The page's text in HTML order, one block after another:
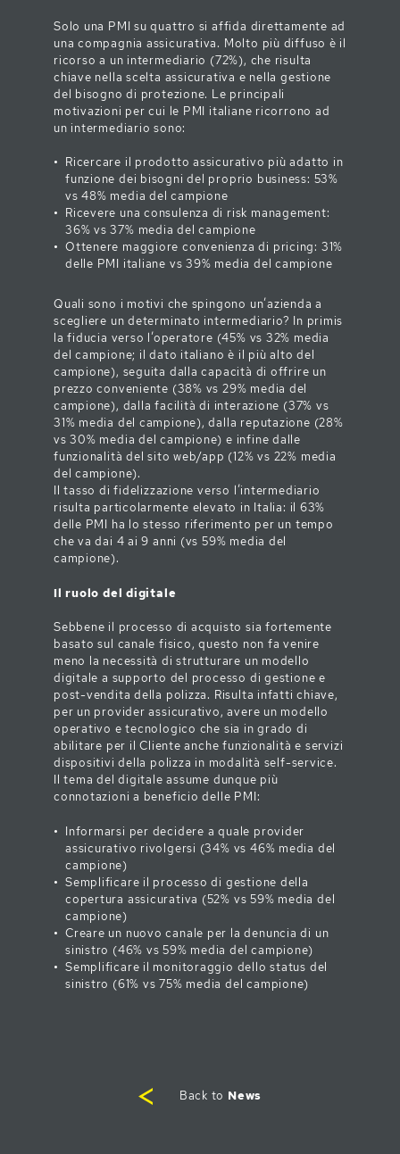
Solo una PMI su quattro si affida direttamente ad
una compagnia assicurativa. Molto più diffuso è il
ricorso a un intermediario (72%), che risulta
chiave nella scelta assicurativa e nella gestione
del bisogno di protezione. Le principali
motivazioni per cui le PMI italiane ricorrono ad
un intermediario sono:
Ricercare il prodotto assicurativo più adatto in
funzione dei bisogni del proprio business: 53%
vs 48% media del campione
Ricevere una consulenza di risk management:
36% vs 37% media del campione
Ottenere maggiore convenienza di pricing: 31%
delle PMI italiane vs 39% media del campione
Quali sono i motivi che spingono un’azienda a
scegliere un determinato intermediario? In primis
la fiducia verso l’operatore (45% vs 32% media
del campione; il dato italiano è il più alto del
campione), seguita dalla capacità di offrire un
prezzo conveniente (38% vs 29% media del
campione), dalla facilità di interazione (37% vs
31% media del campione), dalla reputazione (28%
vs 30% media del campione) e infine dalle
funzionalità del sito web/app (12% vs 22% media
del campione).
Il tasso di fidelizzazione verso l’intermediario
risulta particolarmente elevato in Italia: il 63%
delle PMI ha lo stesso riferimento per un tempo
che va dai 4 ai 9 anni (vs 59% media del
campione).
Il ruolo del digitale
Sebbene il processo di acquisto sia fortemente
basato sul canale fisico, questo non fa venire
meno la necessità di strutturare un modello
digitale a supporto del processo di gestione e
post-vendita della polizza. Risulta infatti chiave,
per un provider assicurativo, avere un modello
operativo e tecnologico che sia in grado di
abilitare per il Cliente anche funzionalità e servizi
dispositivi della polizza in modalità self-service.
Il tema del digitale assume dunque più
connotazioni a beneficio delle PMI:
Informarsi per decidere a quale provider
assicurativo rivolgersi (34% vs 46% media del
campione)
Semplificare il processo di gestione della
copertura assicurativa (52% vs 59% media del
campione)
Creare un nuovo canale per la denuncia di un
sinistro (46% vs 59% media del campione)
Semplificare il monitoraggio dello status del
sinistro (61% vs 75% media del campione)
Back to News